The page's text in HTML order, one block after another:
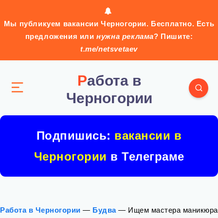
Мы публикуем вакансии Черногории. Бесплатно. Есть
предложения илинужна реклама? Пишите:
t.me/netsvetaev
Работа в
Черногории
Подпишись: вакансии в
Черногории в Телеграме
Работа в Черногории — Будва— Ищем мастера маникюра